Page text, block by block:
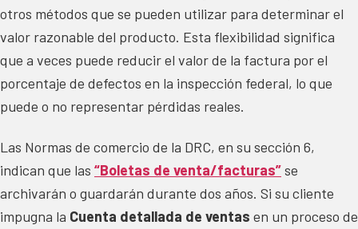
otros métodos que se pueden utilizar para determinar el
valor razonable del producto. Esta flexibilidad significa
que a veces puede reducir el valor de la factura por el
porcentaje de defectos en la inspección federal, lo que
puede o no representar pérdidas reales.
Las Normas de comercio de la DRC, en su sección 6,
indican que las “Boletas de venta/facturas”se
archivarán o guardarán durante dos años. Si su cliente
impugna la Cuenta detallada de ventas en un proceso de